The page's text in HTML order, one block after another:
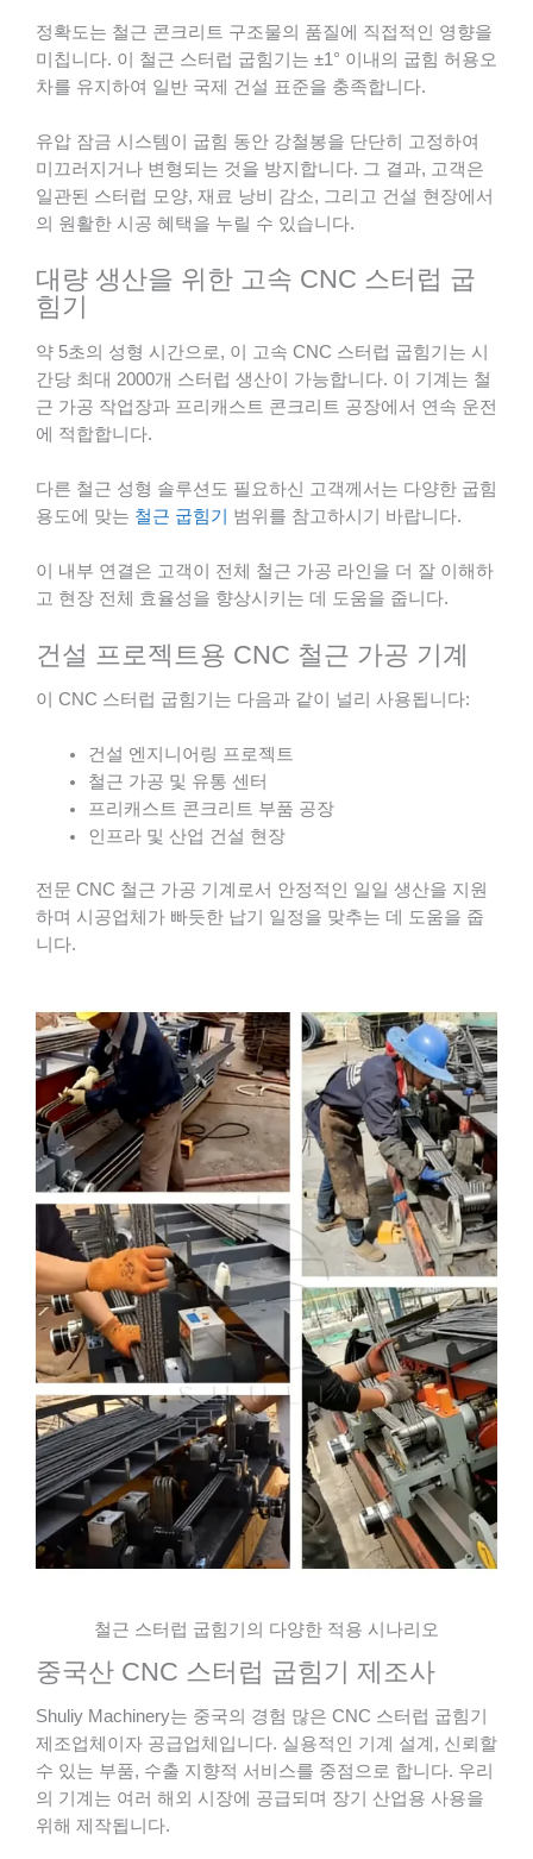
정확도는 철근 콘크리트 구조물의 품질에 직접적인 영향을
미칩니다. 이 철근 스터럽 굽힘기는 ±1° 이내의 굽힘 허용오
차를 유지하여 일반 국제 건설 표준을 충족합니다.
유압 잠금 시스템이 굽힘 동안 강철봉을 단단히 고정하여
미끄러지거나 변형되는 것을 방지합니다. 그 결과, 고객은
일관된 스터럽 모양, 재료 낭비 감소, 그리고 건설 현장에서
의 원활한 시공 혜택을 누릴 수 있습니다.
대량 생산을 위한 고속 CNC 스터럽 굽
힘기
약 5초의 성형 시간으로, 이 고속 CNC 스터럽 굽힘기는 시
간당 최대 2000개 스터럽 생산이 가능합니다. 이 기계는 철
근 가공 작업장과 프리캐스트 콘크리트 공장에서 연속 운전
에 적합합니다.
다른 철근 성형 솔루션도 필요하신 고객께서는 다양한 굽힘
용도에 맞는 철근 굽힘기 범위를 참고하시기 바랍니다.
이 내부 연결은 고객이 전체 철근 가공 라인을 더 잘 이해하
고 현장 전체 효율성을 향상시키는 데 도움을 줍니다.
건설 프로젝트용 CNC 철근 가공 기계
이 CNC 스터럽 굽힘기는 다음과 같이 널리 사용됩니다:
건설 엔지니어링 프로젝트
철근 가공 및 유통 센터
프리캐스트 콘크리트 부품 공장
인프라 및 산업 건설 현장
전문 CNC 철근 가공 기계로서 안정적인 일일 생산을 지원
하며 시공업체가 빠듯한 납기 일정을 맞추는 데 도움을 줍
니다.
철근 스터럽 굽힘기의 다양한 적용 시나리오
중국산 CNC 스터럽 굽힘기 제조사
Shuliy Machinery는 중국의 경험 많은 CNC 스터럽 굽힘기
제조업체이자 공급업체입니다. 실용적인 기계 설계, 신뢰할
수 있는 부품, 수출 지향적 서비스를 중점으로 합니다. 우리
의 기계는 여러 해외 시장에 공급되며 장기 산업용 사용을
위해 제작됩니다.